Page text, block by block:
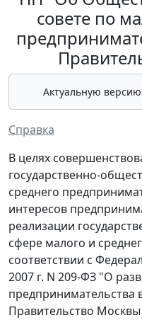
совете по
Актуальную
Справка
В целях
государственно-
среднего
интересов
реализации
сфере малого и
соответствии с
2007 г. N 209-ФЗ "О
предпринимательства
Правительство Москвы